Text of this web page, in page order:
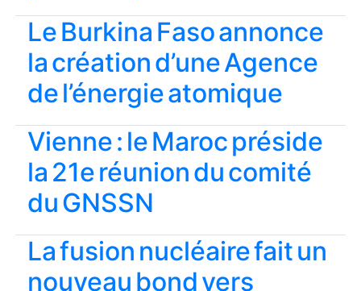
Le Burkina Faso annonce
la création d’une Agence
de l’énergie atomique
Vienne : le Maroc préside
la 21e réunion du comité
du GNSSN
La fusion nucléaire fait un
nouveau bond vers